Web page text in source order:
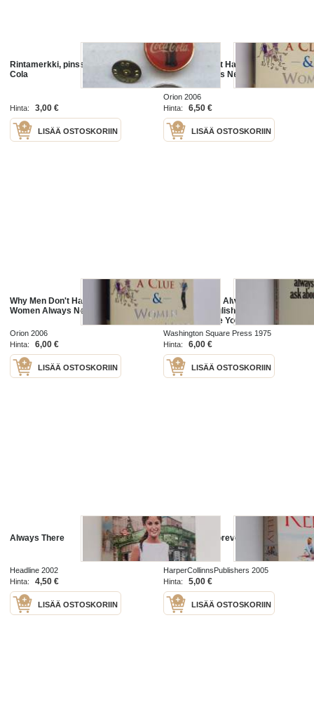
Rintamerkki, pinssi - Always Coca
Cola
Hinta: 3,00 €
LISÄÄ OSTOSKORIIN
Why Men Don't Have a Clue &
Women Always Need More Shoes
Orion 2006
Hinta:
6,50 €
LISÄÄ OSTOSKORIIN
Why Men Don't Have a Clue &
Women Always Need More Shoes
Orion 2006
Hinta:
6,00 €
LISÄÄ OSTOSKORIIN
Questions You Always Wanted to
Ask about English - But Were
Afraid to Raise Your Hand
Washington Square Press 1975
Hinta:
6,00 €
LISÄÄ OSTOSKORIIN
Always There
Headline 2002
Hinta:
4,50 €
LISÄÄ OSTOSKORIIN
Always and Forever
HarperCollinnsPublishers 2005
Hinta:
5,00 €
LISÄÄ OSTOSKORIIN